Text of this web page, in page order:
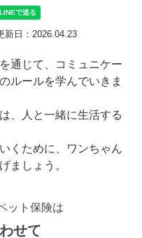
新日：2026.04.23
通じて、コミュニケー
ルールを学んでいきま
、人と一緒に生活する
くために、ワンちゃん
ましょう。
ット保険は
せて